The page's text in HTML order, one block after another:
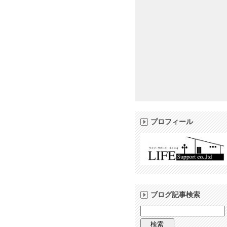
プロフィール
ブログ記事検索